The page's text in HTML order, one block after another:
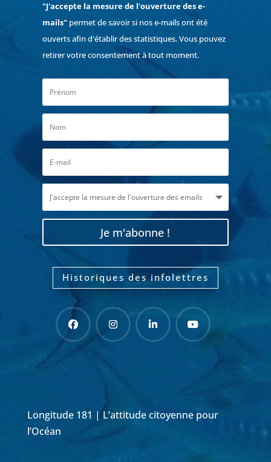
"J'accepte la mesure de l'ouverture des e-
mails"permet de savoir si nos e-mails ont été
ouverts afin d'établir des statistiques. Vous pouvez
retirer votre consentement à tout moment.
Je m'abonne !
Historiques des infolettres
Longitude 181 | L’attitude citoyenne pour
l’Océan